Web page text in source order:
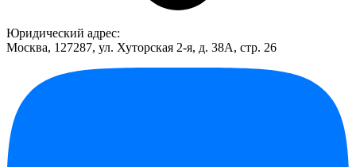
Юридический адрес:
Москва, 127287, ул. Хуторская 2-я, д. 38А, стр. 26